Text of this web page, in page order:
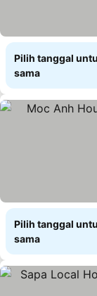
Pilih tanggal
sama
Pilih tanggal
sama